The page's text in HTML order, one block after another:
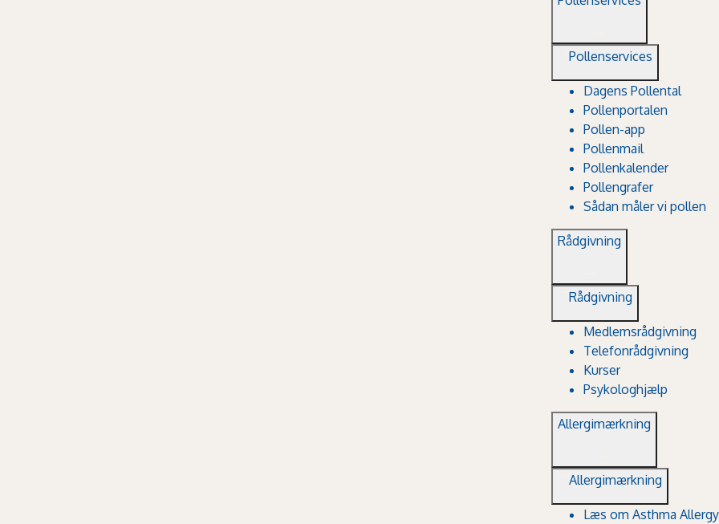
Pollenservices
Dagens Pollental
Pollenportalen
Pollen-app
Pollenmail
Pollenkalender
Pollengrafer
Sådan måler vi pollen
Rådgivning
Rådgivning
Medlemsrådgivning
Telefonrådgivning
Kurser
Psykologhjælp
Allergimærkning
Allergimærkning
Læs om Asthma